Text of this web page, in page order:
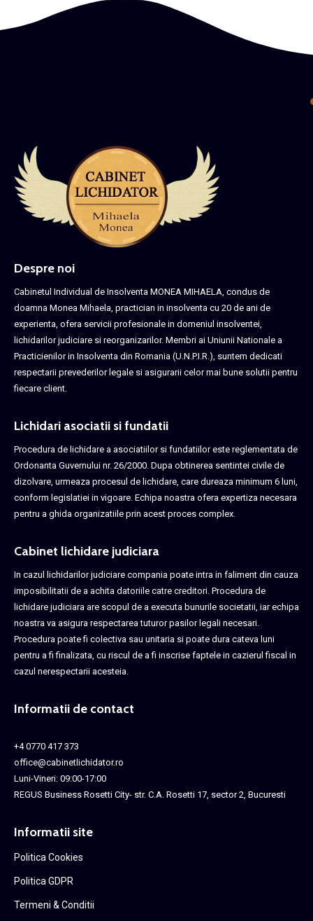
Despre noi
Cabinetul Individual de Insolventa MONEA MIHAELA, condus de
doamna Monea Mihaela, practician in insolventa cu 20 de ani de
experienta, ofera servicii profesionale in domeniul insolventei,
lichidarilor judiciare si reorganizarilor. Membri ai Uniunii Nationale a
Practicienilor in Insolventa din Romania (U.N.P.I.R.), suntem dedicati
respectarii prevederilor legale si asigurarii celor mai bune solutii pentru
fiecare client.
Lichidari asociatii si fundatii
Procedura de lichidare a asociatiilor si fundatiilor este reglementata de
Ordonanta Guvernului nr. 26/2000. Dupa obtinerea sentintei civile de
dizolvare, urmeaza procesul de lichidare, care dureaza minimum 6 luni,
conform legislatiei in vigoare. Echipa noastra ofera expertiza necesara
pentru a ghida organizatiile prin acest proces complex.
Cabinet lichidare judiciara
In cazul lichidarilor judiciare compania poate intra in faliment din cauza
imposibilitatii de a achita datoriile catre creditori. Procedura de
lichidare judiciara are scopul de a executa bunurile societatii, iar echipa
noastra va asigura respectarea tuturor pasilor legali necesari.
Procedura poate fi colectiva sau unitaria si poate dura cateva luni
pentru a fi finalizata, cu riscul de a fi inscrise faptele in cazierul fiscal in
cazul nerespectarii acesteia.
Informatii de contact
+4 0770 417 373
office@cabinetlichidator.ro
Luni-Vineri: 09:00-17:00
REGUS Business Rosetti City- str. C.A. Rosetti 17, sector 2, Bucuresti
Informatii site
Politica Cookies
Politica GDPR
Termeni & Conditii